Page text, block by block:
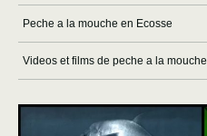
Peche a la mouche en Ecosse
Videos et films de peche a la mouche